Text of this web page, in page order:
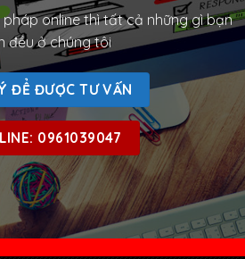
online thì tất cả những gì bạn
đều ở chúng tôi
ĐỂ ĐƯỢC TƯ VẤN
0961039047